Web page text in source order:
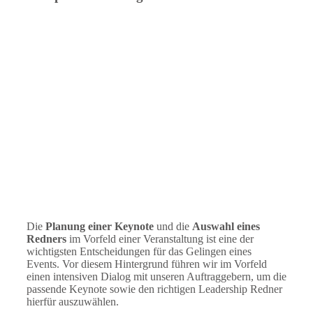
Die Planung einer Keynote und die Auswahl eines
Redners im Vorfeld einer Veranstaltung ist eine der
wichtigsten Entscheidungen für das Gelingen eines
Events. Vor diesem Hintergrund führen wir im Vorfeld
einen intensiven Dialog mit unseren Auftraggebern, um die
passende Keynote sowie den richtigen Leadership Redner
hierfür auszuwählen.